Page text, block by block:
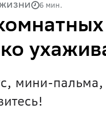
6 мин.
мини-пальма,